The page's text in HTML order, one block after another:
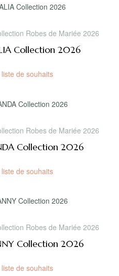
Robes de Mariée 2026
Collection 2026
de souhaits
Robes de Mariée 2026
Collection 2026
de souhaits
Robes de Mariée 2026
Collection 2026
de souhaits